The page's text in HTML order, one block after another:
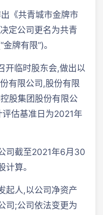
《共青城市金牌市
定公司更名为共青
牌有限”)。
开临时股东会,做出以
有限公司,股份有限
股集团股份有限公
评估基准日为2021年
司截至2021年6月30
计算。
起人,以公司净资产
司;公司依法变更为